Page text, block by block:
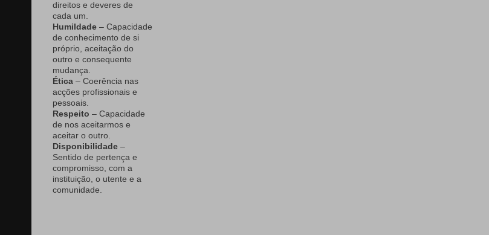
direitos e deveres de
cada um.
Humildade – Capacidade
de conhecimento de si
próprio, aceitação do
outro e consequente
mudança.
Ética – Coerência nas
acções profissionais e
pessoais.
Respeito – Capacidade
de nos aceitarmos e
aceitar o outro.
Disponibilidade –
Sentido de pertença e
compromisso, com a
instituição, o utente e a
comunidade.